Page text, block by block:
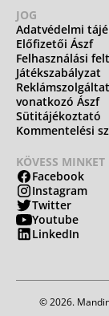
JOG
Adatvédelmi
Előfizetői Ászf
Felhasználási
Játékszabályzat
vonatkozó Ászf
Sütitájékoztató
Kommentelési
KÖVESS MINKET
Facebook
Instagram
Twitter
Youtube
LinkedIn
© 2026.